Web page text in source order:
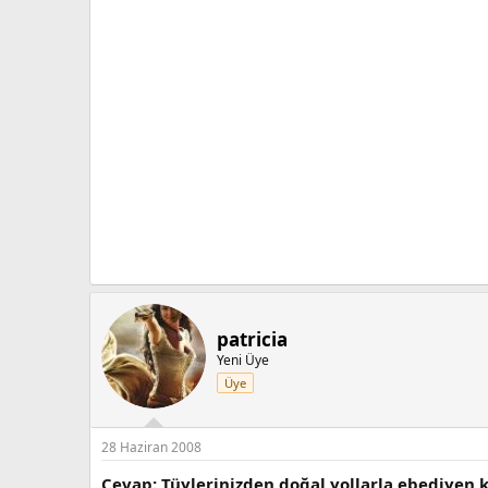
patricia
Yeni Üye
Üye
28 Haziran 2008
Cevap: Tüylerinizden doğal yollarla ebediyen